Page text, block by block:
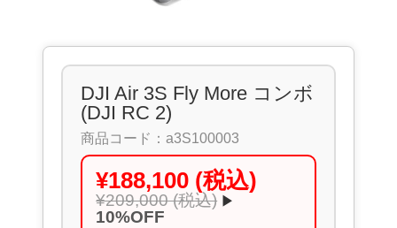
DJI Air 3S Fly More コンボ
(DJI RC 2)
商品コード：a3S100003
¥188,100 (税込)
¥209,000 (税込) ▶
10%OFF